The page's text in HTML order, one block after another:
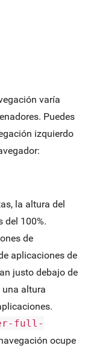
varía
Puedes
izquierdo
la altura del
del 100%.
de
aplicaciones de
justo debajo de
una altura
full-
ocupe